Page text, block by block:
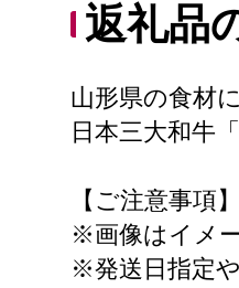
返礼品
山形県の食材
日本三大和牛
【ご注意事項】
※画像はイメ
※発送日指定